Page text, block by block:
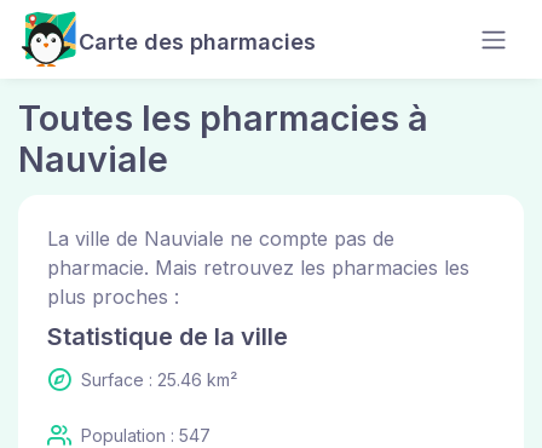
Carte des pharmacies
Toutes les pharmacies à
Nauviale
La ville de Nauviale ne compte pas de
pharmacie. Mais retrouvez les pharmacies les
plus proches :
Statistique de la ville
Surface : 25.46 km²
Population : 547